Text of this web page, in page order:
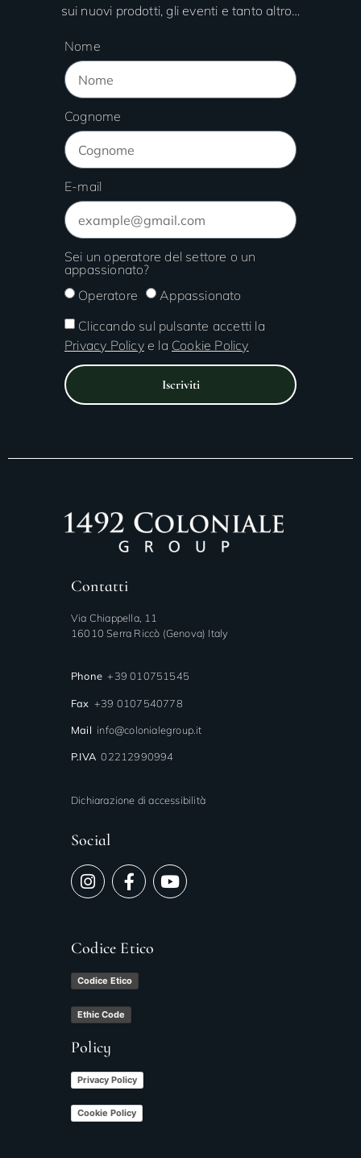
sui nuovi prodotti, gli eventi e tanto altro…
Nome
Cognome
E-mail
Sei un operatore del settore o un
appassionato?
Operatore
Appassionato
Cliccando sul pulsante accetti la
Privacy Policye la Cookie Policy
Iscriviti
Contatti
Via Chiappella, 11
16010 Serra Riccò (Genova) Italy
Phone +39 010751545
Fax +39 0107540778
Mail info@colonialegroup.it
P.IVA 02212990994
Dichiarazione di accessibilità
Social
Codice Etico
Codice Etico
Ethic Code
Policy
Privacy Policy
Cookie Policy